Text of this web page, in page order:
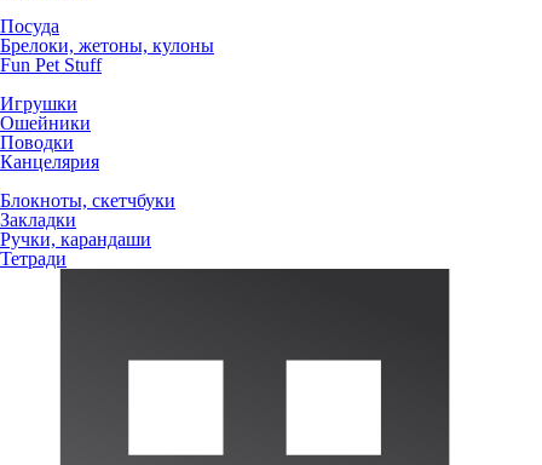
Посуда
Брелоки, жетоны, кулоны
Fun Pet Stuff
Игрушки
Ошейники
Поводки
Канцелярия
Блокноты, скетчбуки
Закладки
Ручки, карандаши
Тетради